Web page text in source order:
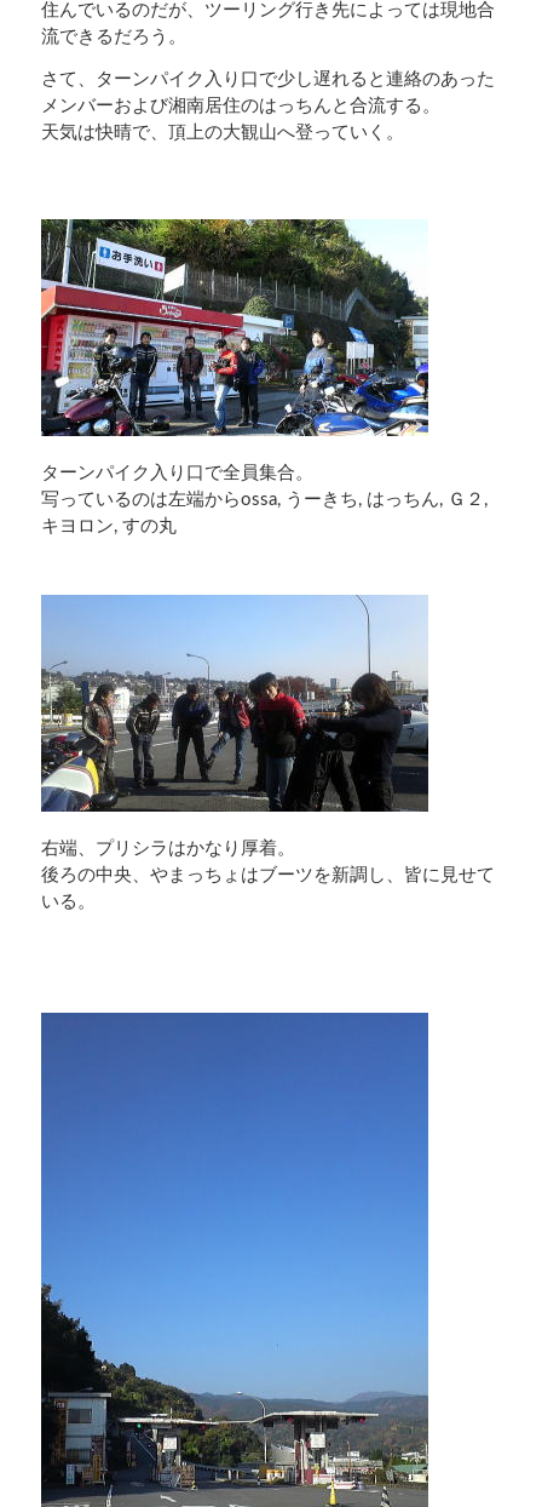
住んでいるのだが、ツーリング行き先によっては現地合
流できるだろう。
さて、ターンパイク入り口で少し遅れると連絡のあった
メンバーおよび湘南居住のはっちんと合流する。
天気は快晴で、頂上の大観山へ登っていく。
ターンパイク入り口で全員集合。
写っているのは左端からossa, うーきち, はっちん, Ｇ２,
キヨロン, すの丸
右端、プリシラはかなり厚着。
後ろの中央、やまっちょはブーツを新調し、皆に見せて
いる。